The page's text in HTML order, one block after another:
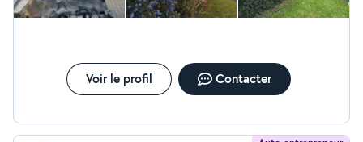
Voir le profil Contacter